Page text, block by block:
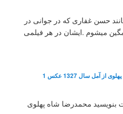
حسن غفاری که در جوانی در
میشوم .ایشان در هر فیلمی
از آمل سال 1327 عکس 1
محمدرضا شاه پهلوی